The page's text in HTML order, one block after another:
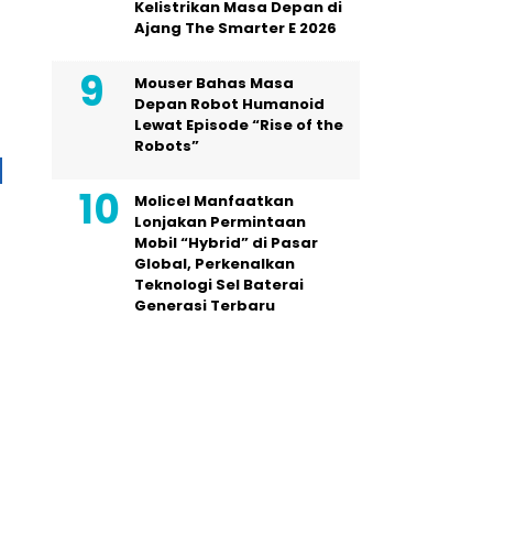
Kelistrikan Masa Depan di
Ajang The Smarter E 2026
Mouser Bahas Masa
Depan Robot Humanoid
Lewat Episode “Rise of the
Robots”
Molicel Manfaatkan
Lonjakan Permintaan
Mobil “Hybrid” di Pasar
Global, Perkenalkan
Teknologi Sel Baterai
Generasi Terbaru